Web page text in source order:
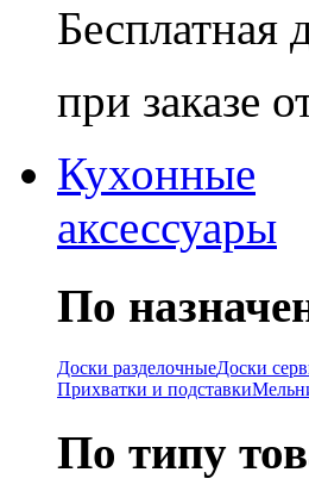
Бесплатная
при заказе
Кухонные
аксессуары
По
Доски разделочныеДоски
Прихватки и подставки
По типу